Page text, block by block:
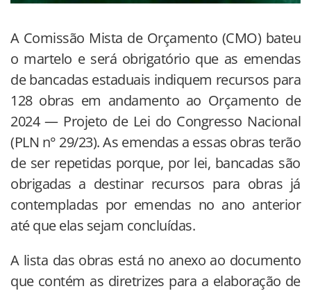
A Comissão Mista de Orçamento (CMO) bateu
o martelo e será obrigatório que as emendas
de bancadas estaduais indiquem recursos para
128 obras em andamento ao Orçamento de
2024 — Projeto de Lei do Congresso Nacional
(PLN n° 29/23). As emendas a essas obras terão
de ser repetidas porque, por lei, bancadas são
obrigadas a destinar recursos para obras já
contempladas por emendas no ano anterior
até que elas sejam concluídas.
A lista das obras está no anexo ao documento
que contém as diretrizes para a elaboração de